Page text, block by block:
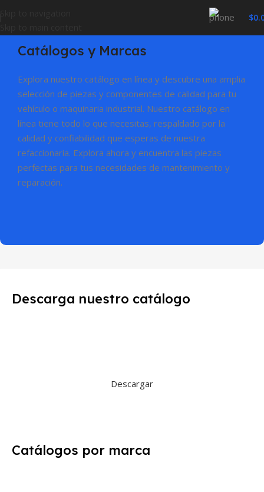
$
Catálogos y Marcas
Explora nuestro catálogo en línea y descubre una amplia
selección de piezas y componentes de calidad para tu
vehículo o maquinaria industrial. Nuestro catálogo en
línea tiene todo lo que necesitas, respaldado por la
calidad y confiabilidad que esperas de nuestra
refaccionaria. Explora ahora y encuentra las piezas
perfectas para tus necesidades de mantenimiento y
reparación.
Descarga nuestro catálogo
Descargar
Catálogos por marca